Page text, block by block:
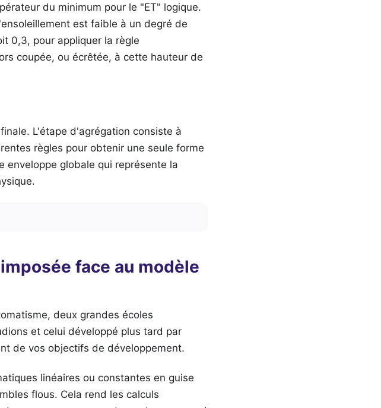
du minimum pour le "ET" logique.
est faible à un degré de
0,3, pour appliquer la règle
coupée, ou écrêtée, à cette hauteur de
L'étape d'agrégation consiste à
règles pour obtenir une seule forme
enveloppe globale qui représente la
face au modèle
deux grandes écoles
et celui développé plus tard par
de vos objectifs de développement.
linéaires ou constantes en guise
flous. Cela rend les calculs